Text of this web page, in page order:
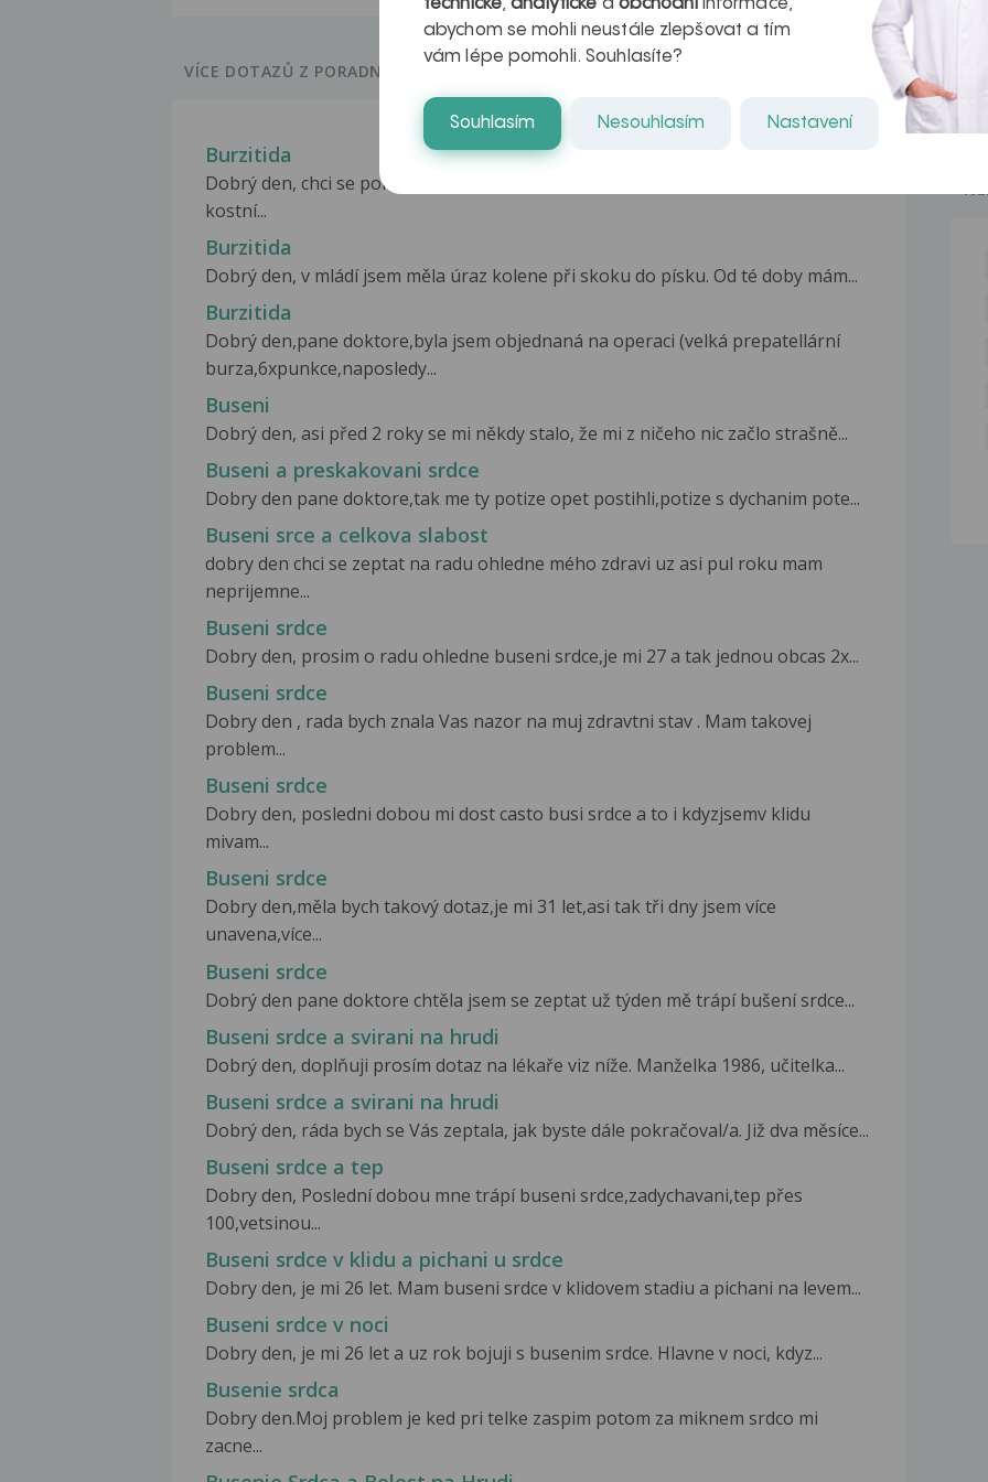
VÍCE DOTAZŮ Z PORADNY
Burzitida
Dobrý den, chci se poradit. RtG SNÍMEK UKAZALneostre ohranicene zahuštění
kostní...
Burzitida
Dobrý den, v mládí jsem měla úraz kolene při skoku do písku. Od té doby mám...
Burzitida
Dobrý den,pane doktore,byla jsem objednaná na operaci (velká prepatellární
burza,6xpunkce,naposledy...
Buseni
Dobrý den, asi před 2 roky se mi někdy stalo, že mi z ničeho nic začlo strašně...
Buseni a preskakovani srdce
Dobry den pane doktore,tak me ty potize opet postihli,potize s dychanim pote...
Buseni srce a celkova slabost
dobry den chci se zeptat na radu ohledne mého zdravi uz asi pul roku mam
neprijemne...
Buseni srdce
Dobry den, prosim o radu ohledne buseni srdce,je mi 27 a tak jednou obcas 2x...
Buseni srdce
Dobry den , rada bych znala Vas nazor na muj zdravtni stav . Mam takovej
problem...
Buseni srdce
Dobry den, posledni dobou mi dost casto busi srdce a to i kdyzjsemv klidu
mivam...
Buseni srdce
Dobry den,měla bych takový dotaz,je mi 31 let,asi tak tři dny jsem více
unavena,více...
Buseni srdce
Dobrý den pane doktore chtěla jsem se zeptat už týden mě trápí bušení srdce...
Buseni srdce a svirani na hrudi
Dobrý den, doplňuji prosím dotaz na lékaře viz níže. Manželka 1986, učitelka...
Buseni srdce a svirani na hrudi
Dobrý den, ráda bych se Vás zeptala, jak byste dále pokračoval/a. Již dva měsíce...
Buseni srdce a tep
Dobry den, Poslední dobou mne trápí buseni srdce,zadychavani,tep přes
100,vetsinou...
Buseni srdce v klidu a pichani u srdce
Dobry den, je mi 26 let. Mam buseni srdce v klidovem stadiu a pichani na levem...
Buseni srdce v noci
Dobry den, je mi 26 let a uz rok bojuji s busenim srdce. Hlavne v noci, kdyz...
Busenie srdca
Dobry den.Moj problem je ked pri telke zaspim potom za miknem srdco mi
zacne...
technické,analytické a obchodníinformace,
abychom se mohli neustále zlepšovat a tím
vám lépe pomohli. Souhlasíte?
Souhlasím Nesouhlasím Nastavení